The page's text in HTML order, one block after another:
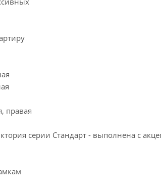
правая
серии Стандарт - выполнена с